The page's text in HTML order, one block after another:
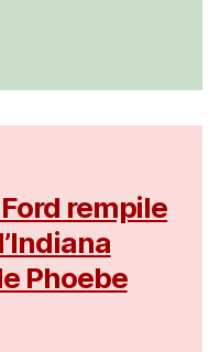
rempile
Phoebe